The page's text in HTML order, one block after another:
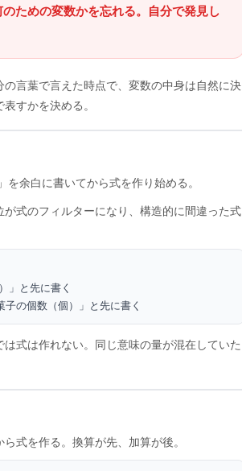
ための変数かを忘れる。自分で発見し
言葉で言えた時点で、変数の中身は自然に決
すかを決める。
余白に書いてから式を作り始める。
式のフィルターになり、構造的に間違った式
」と先に書く
の個数（個）」と先に書く
式は作れない。同じ意味の量が混在していた
式を作る。換算が先、加算が後。